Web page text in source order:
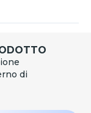
di